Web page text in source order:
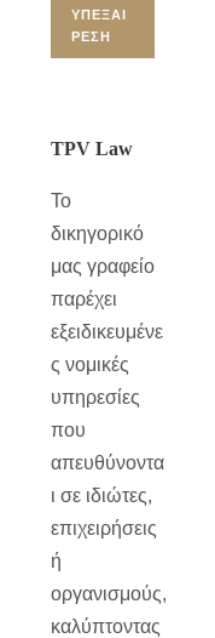
ΥΠΕΞΑΊ
ΡΕΣΗ
TPV Law
Το
δικηγορικό
μας γραφείο
παρέχει
εξειδικευμένε
ς νομικές
υπηρεσίες
που
απευθύνοντα
ι σε ιδιώτες,
επιχειρήσεις
ή
οργανισμούς,
καλύπτοντας